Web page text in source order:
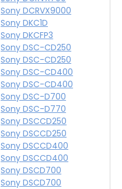
Sony DCRVX9000
Sony DKC1D
Sony DKCFP3
Sony DSC-CD250
Sony DSC-CD250
Sony DSC-CD400
Sony DSC-CD400
Sony DSC-D700
Sony DSC-D770
Sony DSCCD250
Sony DSCCD250
Sony DSCCD400
Sony DSCCD400
Sony DSCD700
Sony DSCD700